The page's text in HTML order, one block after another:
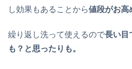
し効果もあることから値段がお高
繰り返し洗って使えるので長い目
も？と思ったりも。